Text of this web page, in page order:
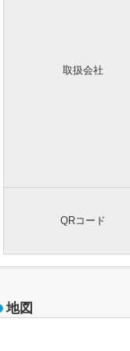
取扱会社
QRコード
地図